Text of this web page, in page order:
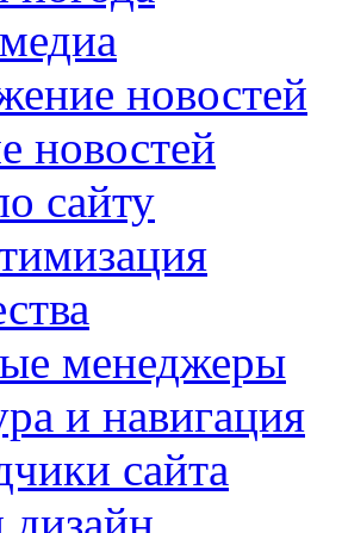
новостей
новостей
сайту
менеджеры
и навигация
сайта
дизайн